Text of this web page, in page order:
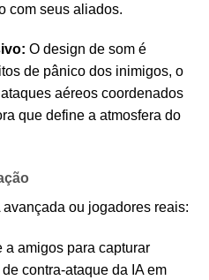
com seus aliados.
O design de som é
de pânico dos inimigos, o
aéreos coordenados
que define a atmosfera do
ou jogadores reais:
a amigos para capturar
contra-ataque da IA em